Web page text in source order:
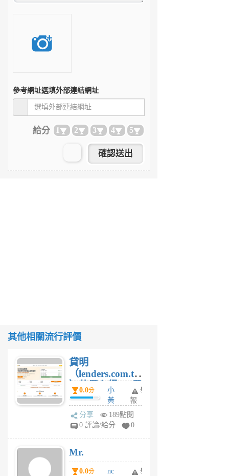
參考網址選填外部連結網址
給分 1 2 3 4 5
其他相關流行評價
貸明
（lenders.com.tw
）使用心得 — 民
間貸款比較平台
體驗
0.0分
小
黃
蜂
1
舉
報
分享
189點閱
0 評論/給分
0
Mr.
0.0分
nc
舉